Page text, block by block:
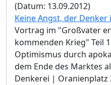
(Datum: 13.09.2012)
Keine Angst, der Denker
Vortrag im "Großvater
kommenden Krieg" Teil
Optimismus durch
dem Ende des Marktes
Denkerei | Oranienplatz